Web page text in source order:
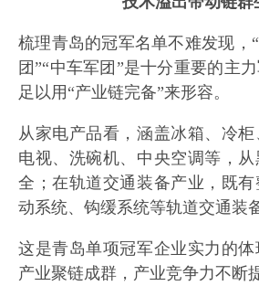
梳理青岛的冠军名单不难发现，
团”“中车军团”是十分重要的主
足以用“产业链完备”来形容。
从家电产品看，涵盖冰箱、冷柜
电视、洗碗机、中央空调等，
全；在轨道交通装备产业，既有
动系统、钩缓系统等轨道交通装
这是青岛单项冠军企业实力的
产业聚链成群，产业竞争力不断